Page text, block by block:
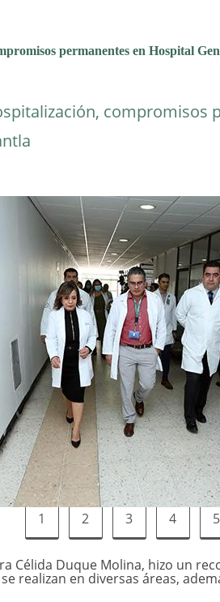
permanentes en Hospital
compromisos
1 2 3 4 5
Célida Duque Molina, hizo un
realizan en diversas áreas,